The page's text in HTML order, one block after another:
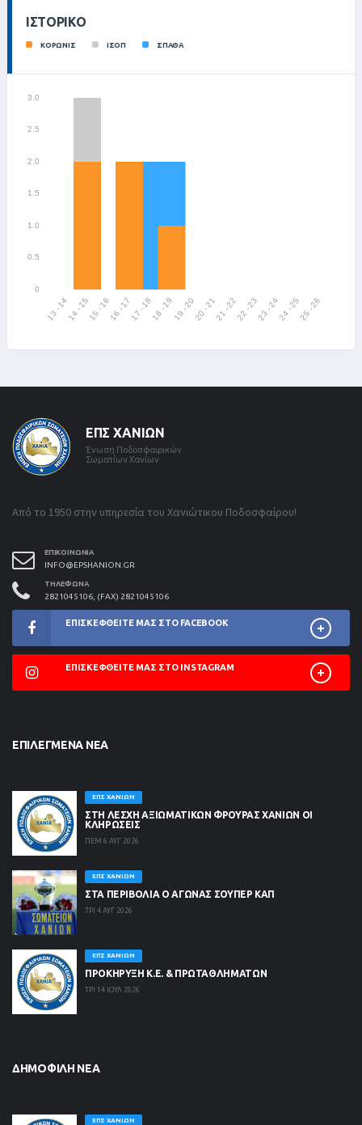
ΙΣΤΟΡΙΚΌ
ΚΟΡΩΝΙΣ ΙΣΟΠ ΣΠΑΘΑ
ΕΠΣ ΧΑΝΊΩΝ
Ένωση Ποδοσφαιρικών
Σωματίων Χανίων
Από το 1950 στην υπηρεσία του Χανιώτικου Ποδοσφαίρου!
ΕΠΙΚΟΙΝΩΝΊΑ
INFO@EPSHANION.GR
ΤΗΛΈΦΩΝΑ
2821045106, (FAX) 2821045106
ΕΠΙΣΚΕΦΘΕΊΤΕ ΜΑΣ ΣΤΟ FACEBOOK
ΕΠΙΣΚΕΦΘΕΊΤΕ ΜΑΣ ΣΤΟ INSTAGRAM
ΕΠΙΛΕΓΜΈΝΑ ΝΈΑ
ΕΠΣ ΧΑΝΊΩΝ
ΣΤΗ ΛΈΣΧΗ ΑΞΙΩΜΑΤΙΚΏΝ ΦΡΟΥΡΆΣ ΧΑΝΊΩΝ ΟΙ
ΚΛΗΡΏΣΕΙΣ
ΠΕΜ 6 ΑΥΓ 2026
ΕΠΣ ΧΑΝΊΩΝ
ΣΤΑ ΠΕΡΙΒΟΛΙΑ Ο ΑΓΩΝΑΣ ΣΟΥΠΕΡ ΚΑΠ
ΤΡΙ 4 ΑΥΓ 2026
ΕΠΣ ΧΑΝΊΩΝ
ΠΡΟΚΗΡΥΞΗ Κ.Ε. & ΠΡΩΤΑΘΛΗΜΑΤΩΝ
ΤΡΙ 14 ΙΟΥΛ 2026
ΔΗΜΟΦΙΛΉ ΝΈΑ
ΕΠΣ ΧΑΝΊΩΝ